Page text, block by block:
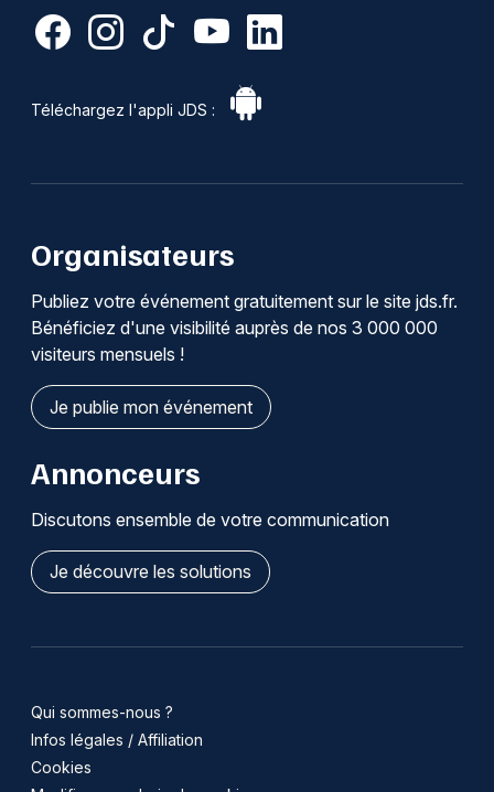
Téléchargez l'appli JDS :
Organisateurs
Publiez votre événement gratuitement sur le site jds.fr.
Bénéficiez d'une visibilité auprès de nos 3 000 000
visiteurs mensuels !
Je publie mon événement
Annonceurs
Discutons ensemble de votre communication
Je découvre les solutions
Qui sommes-nous ?
Infos légales / Affiliation
Cookies